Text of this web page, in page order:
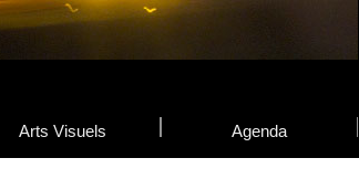
Arts Visuels Agenda